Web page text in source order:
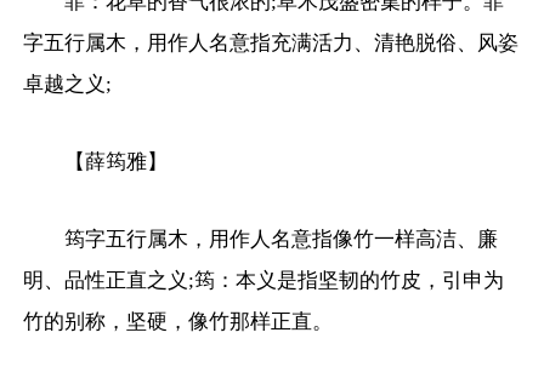
字五行属木，用作人名意指充满活力、清艳脱俗、风姿
卓越之义;
【薛筠雅】
筠字五行属木，用作人名意指像竹一样高洁、廉
明、品性正直之义;筠：本义是指坚韧的竹皮，引申为
竹的别称，坚硬，像竹那样正直。